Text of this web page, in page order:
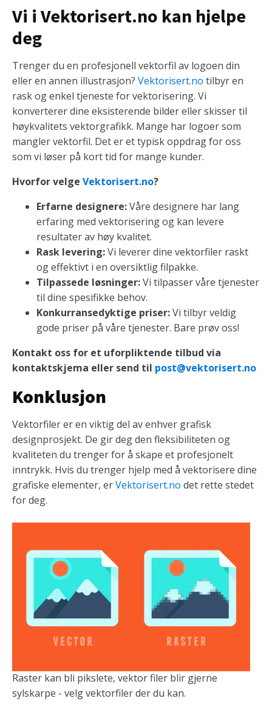
Vi i Vektorisert.no kan hjelpe
deg
Trenger du en profesjonell vektorfil av logoen din
eller en annen illustrasjon? Vektorisert.no tilbyr en
rask og enkel tjeneste for vektorisering. Vi
konverterer dine eksisterende bilder eller skisser til
høykvalitets vektorgrafikk. Mange har logoer som
mangler vektorfil. Det er et typisk oppdrag for oss
som vi løser på kort tid for mange kunder.
Hvorfor velge Vektorisert.no?
Erfarne designere:Våre designere har lang
erfaring med vektorisering og kan levere
resultater av høy kvalitet.
Rask levering:Vi leverer dine vektorfiler raskt
og effektivt i en oversiktlig filpakke.
Tilpassede løsninger:Vi tilpasser våre tjenester
til dine spesifikke behov.
Konkurransedyktige priser:Vi tilbyr veldig
gode priser på våre tjenester. Bare prøv oss!
Kontakt oss for et uforpliktende tilbud via
kontaktskjema eller send til post@vektorisert.no
Konklusjon
Vektorfiler er en viktig del av enhver grafisk
designprosjekt. De gir deg den fleksibiliteten og
kvaliteten du trenger for å skape et profesjonelt
inntrykk. Hvis du trenger hjelp med å vektorisere dine
grafiske elementer, erVektorisert.no det rette stedet
for deg.
Raster kan bli pikslete, vektor filer blir gjerne
sylskarpe - velg vektorfiler der du kan.